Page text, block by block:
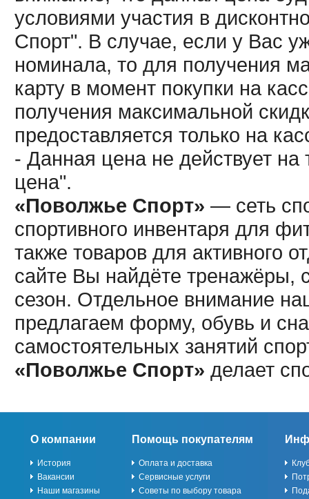
условиями участия в
Спорт". В случае, если у Вас
номинала, то для получения
карту в момент покупки на
получения максимальной
предоставляется только на
- Данная цена не действует
цена".
«Поволжье Спорт» — сеть
спортивного инвентаря для
также товаров для активного
сайте Вы найдёте тренажёры,
сезон. Отдельное внимание
предлагаем форму, обувь и
самостоятельных занятий
«Поволжье Спорт» делает
О компании
История
Вакансии
Наши магазины
Помощь покупателям
Оплата и доставка
Сервисные услуги
Советы по выбору товара